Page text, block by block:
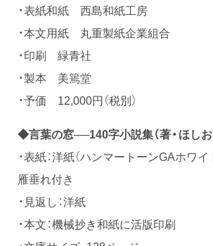
・表紙和紙 西島和紙工房
・本文用紙 丸重製紙企業組合
・印刷 緑青社
・製本 美篶堂
・予価 12,000円（税別）
◆言葉の窓──140字小説集（著・ほしお
・表紙：洋紙（ハンマートーンGAホワイ
雁垂れ付き
・見返し：洋紙
・本文：機械抄き和紙に活版印刷